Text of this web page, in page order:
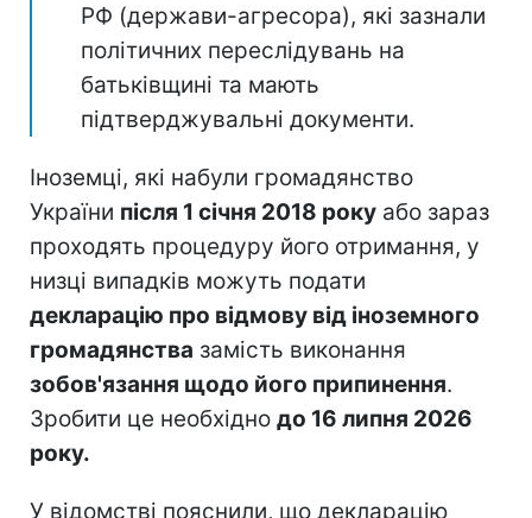
РФ (держави-агресора), які зазнали
політичних переслідувань на
батьківщині та мають
підтверджувальні документи.
Іноземці, які набули громадянство
України після 1 січня 2018 року або зараз
проходять процедуру його отримання, у
низці випадків можуть подати
декларацію про відмову від іноземного
громадянства замість виконання
зобов'язання щодо його припинення.
Зробити це необхідно до 16 липня 2026
року.
У відомстві пояснили, що декларацію